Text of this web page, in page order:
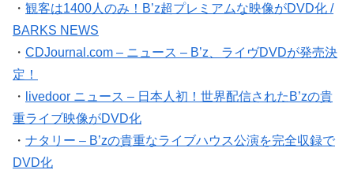
・ 観客は1400人のみ！B’z超プレミアムな映像がDVD化 /
BARKS NEWS
・ CDJournal.com – ニュース – B’z、ライヴDVDが発売決
定！
・
livedoor ニュース – 日本人初！世界配信されたB’zの貴
重ライブ映像がDVD化
・ ナタリー – B’zの貴重なライブハウス公演を完全収録で
DVD化